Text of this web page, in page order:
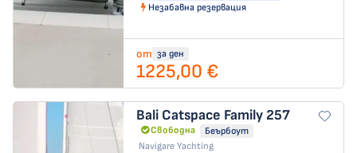
Незабавна резервация
от за ден
1225,00 €
Bali Catspace Family 257
Свободна
Беърбоут
Navigare Yachting